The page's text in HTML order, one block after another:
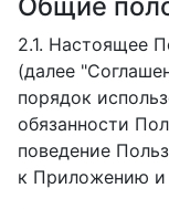
2.1. Настоящее
(далее
порядок
обязанности
поведение
к Приложению и